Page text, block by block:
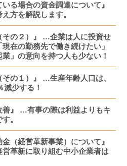
る場合の資金調達について』
方を解説します。
その２）』 …企業は人に投資せ
在の勤務先で働き続けたい」
」の意向を持つ人も少ない！
その１）』 …生産年齢人口は、
減少する！
善』 …有事の際は利益よりもキ
。
（経営革新事業）について』
革新に取り組む中小企業者は